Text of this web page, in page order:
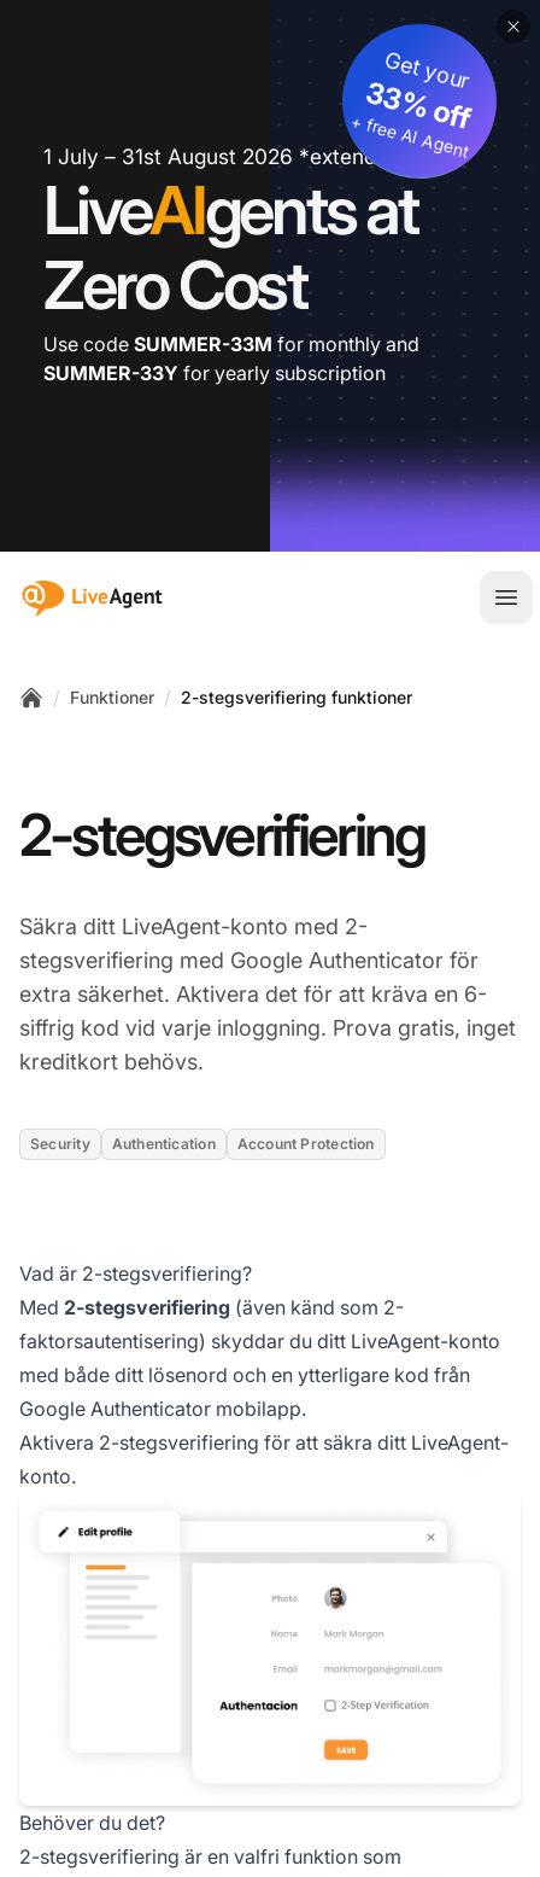
1 July – 31st August 2026 *extended
LiveAIgents at
Zero Cost
Get your
33% off
+ free AI Agent
Use code SUMMER-33M for monthly and
SUMMER-33Y for yearly subscription
:site.title
/ Funktioner / 2-stegsverifiering funktioner
2-stegsverifiering
Säkra ditt LiveAgent-konto med 2-
stegsverifiering med Google Authenticator för
extra säkerhet. Aktivera det för att kräva en 6-
siffrig kod vid varje inloggning. Prova gratis, inget
kreditkort behövs.
Security Authentication Account Protection
Vad är 2-stegsverifiering?
Med 2-stegsverifiering (även känd som 2-
faktorsautentisering) skyddar du ditt LiveAgent-konto
med både ditt lösenord och en ytterligare kod från
Google Authenticator mobilapp.
Aktivera 2-stegsverifiering för att säkra ditt LiveAgent-
konto.
Behöver du det?
2-stegsverifiering är en valfri funktion som